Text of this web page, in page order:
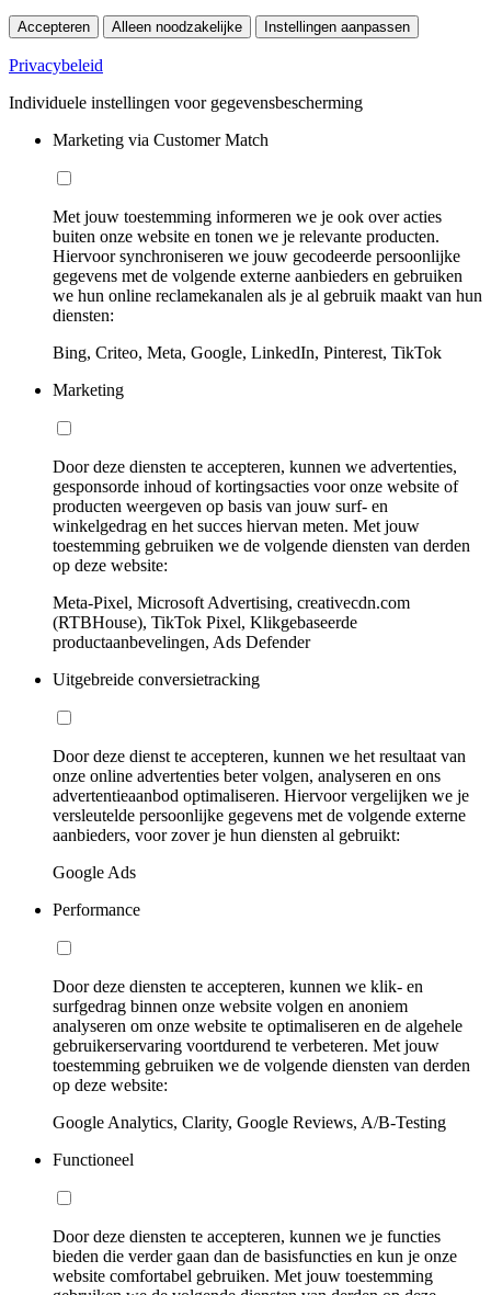
Accepteren Alleen noodzakelijke Instellingen aanpassen
Privacybeleid
Individuele instellingen voor gegevensbescherming
Marketing via Customer Match
Met jouw toestemming informeren we je ook over acties
buiten onze website en tonen we je relevante producten.
Hiervoor synchroniseren we jouw gecodeerde persoonlijke
gegevens met de volgende externe aanbieders en gebruiken
we hun online reclamekanalen als je al gebruik maakt van hun
diensten:
Bing, Criteo, Meta, Google, LinkedIn, Pinterest, TikTok
Marketing
Door deze diensten te accepteren, kunnen we advertenties,
gesponsorde inhoud of kortingsacties voor onze website of
producten weergeven op basis van jouw surf- en
winkelgedrag en het succes hiervan meten. Met jouw
toestemming gebruiken we de volgende diensten van derden
op deze website:
Meta-Pixel, Microsoft Advertising, creativecdn.com
(RTBHouse), TikTok Pixel, Klikgebaseerde
productaanbevelingen, Ads Defender
Uitgebreide conversietracking
Door deze dienst te accepteren, kunnen we het resultaat van
onze online advertenties beter volgen, analyseren en ons
advertentieaanbod optimaliseren. Hiervoor vergelijken we je
versleutelde persoonlijke gegevens met de volgende externe
aanbieders, voor zover je hun diensten al gebruikt:
Google Ads
Performance
Door deze diensten te accepteren, kunnen we klik- en
surfgedrag binnen onze website volgen en anoniem
analyseren om onze website te optimaliseren en de algehele
gebruikerservaring voortdurend te verbeteren. Met jouw
toestemming gebruiken we de volgende diensten van derden
op deze website:
Google Analytics, Clarity, Google Reviews, A/B-Testing
Functioneel
Door deze diensten te accepteren, kunnen we je functies
bieden die verder gaan dan de basisfuncties en kun je onze
website comfortabel gebruiken. Met jouw toestemming